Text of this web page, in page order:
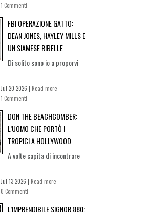
1 Commenti
FBI OPERAZIONE GATTO:
DEAN JONES, HAYLEY MILLS E
UN SIAMESE RIBELLE
Di solito sono io a proporvi
Jul 20 2026 | Read more
1 Commenti
DON THE BEACHCOMBER:
L’UOMO CHE PORTÒ I
TROPICI A HOLLYWOOD
A volte capita di incontrare
Jul 13 2026 | Read more
0 Commenti
L’IMPRENDIBILE SIGNOR 880: